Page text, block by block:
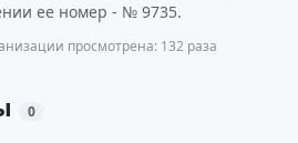
ее номер - № 9735.
просмотрена: 132 раза
0